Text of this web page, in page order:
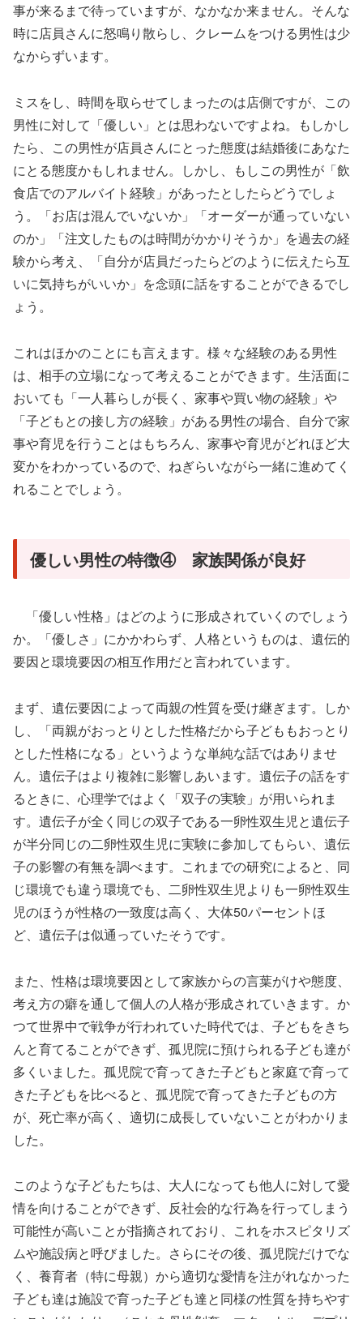
事が来るまで待っていますが、なかなか来ません。そんな
時に店員さんに怒鳴り散らし、クレームをつける男性は少
なからずいます。
ミスをし、時間を取らせてしまったのは店側ですが、この
男性に対して「優しい」とは思わないですよね。もしかし
たら、この男性が店員さんにとった態度は結婚後にあなた
にとる態度かもしれません。しかし、もしこの男性が「飲
食店でのアルバイト経験」があったとしたらどうでしょ
う。「お店は混んでいないか」「オーダーが通っていない
のか」「注文したものは時間がかかりそうか」を過去の経
験から考え、「自分が店員だったらどのように伝えたら互
いに気持ちがいいか」を念頭に話をすることができるでし
ょう。
これはほかのことにも言えます。様々な経験のある男性
は、相手の立場になって考えることができます。生活面に
おいても「一人暮らしが長く、家事や買い物の経験」や
「子どもとの接し方の経験」がある男性の場合、自分で家
事や育児を行うことはもちろん、家事や育児がどれほど大
変かをわかっているので、ねぎらいながら一緒に進めてく
れることでしょう。
優しい男性の特徴④ 家族関係が良好
「優しい性格」はどのように形成されていくのでしょう
か。「優しさ」にかかわらず、人格というものは、遺伝的
要因と環境要因の相互作用だと言われています。
まず、遺伝要因によって両親の性質を受け継ぎます。しか
し、「両親がおっとりとした性格だから子どももおっとり
とした性格になる」というような単純な話ではありませ
ん。遺伝子はより複雑に影響しあいます。遺伝子の話をす
るときに、心理学ではよく「双子の実験」が用いられま
す。遺伝子が全く同じの双子である一卵性双生児と遺伝子
が半分同じの二卵性双生児に実験に参加してもらい、遺伝
子の影響の有無を調べます。これまでの研究によると、同
じ環境でも違う環境でも、二卵性双生児よりも一卵性双生
児のほうが性格の一致度は高く、大体50パーセントほ
ど、遺伝子は似通っていたそうです。
また、性格は環境要因として家族からの言葉がけや態度、
考え方の癖を通して個人の人格が形成されていきます。か
つて世界中で戦争が行われていた時代では、子どもをきち
んと育てることができず、孤児院に預けられる子ども達が
多くいました。孤児院で育ってきた子どもと家庭で育って
きた子どもを比べると、孤児院で育ってきた子どもの方
が、死亡率が高く、適切に成長していないことがわかりま
した。
このような子どもたちは、大人になっても他人に対して愛
情を向けることができず、反社会的な行為を行ってしまう
可能性が高いことが指摘されており、これをホスピタリズ
ムや施設病と呼びました。さらにその後、孤児院だけでな
く、養育者（特に母親）から適切な愛情を注がれなかった
子ども達は施設で育った子ども達と同様の性質を持ちやす